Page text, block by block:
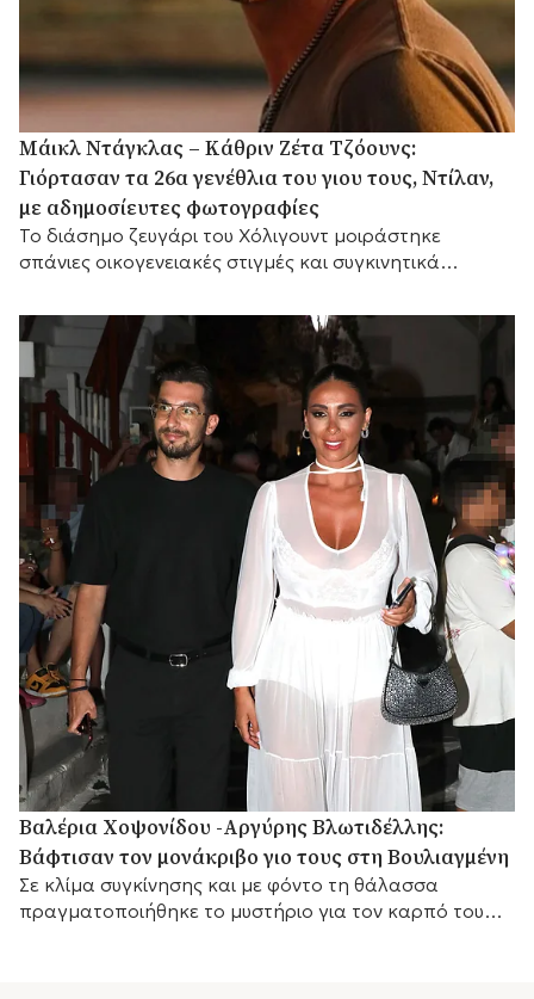
Μάικλ Ντάγκλας – Κάθριν Ζέτα Τζόουνς:
Γιόρτασαν τα 26α γενέθλια του γιου τους, Ντίλαν,
με αδημοσίευτες φωτογραφίες
Το διάσημο ζευγάρι του Χόλιγουντ μοιράστηκε
σπάνιες οικογενειακές στιγμές και συγκινητικά
προσθέτει τις δικές της θερμές ευχές.
Βαλέρια Χοψονίδου -Αργύρης Βλωτιδέλλης:
Βάφτισαν τον μονάκριβο γιο τους στη Βουλιαγμένη
Σε κλίμα συγκίνησης και με φόντο τη θάλασσα
πραγματοποιήθηκε το μυστήριο για τον καρπό του